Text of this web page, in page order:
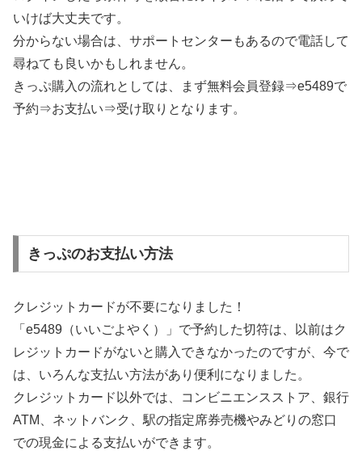
いけば大丈夫です。
分からない場合は、サポートセンターもあるので電話して
尋ねても良いかもしれません。
きっぷ購入の流れとしては、まず無料会員登録⇒e5489で
予約⇒お支払い⇒受け取りとなります。
きっぷのお支払い方法
クレジットカードが不要になりました！
「e5489（いいごよやく）」で予約した切符は、以前はク
レジットカードがないと購入できなかったのですが、今で
は、いろんな支払い方法があり便利になりました。
クレジットカード以外では、コンビニエンスストア、銀行
ATM、ネットバンク、駅の指定席券売機やみどりの窓口
での現金による支払いができます。